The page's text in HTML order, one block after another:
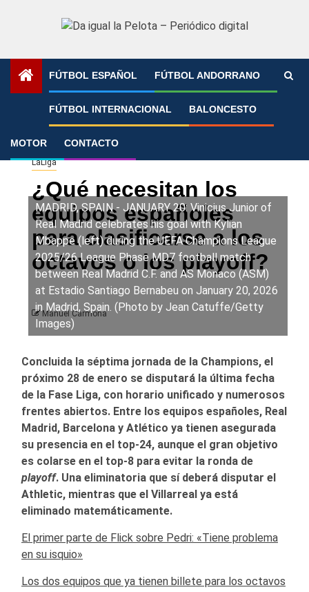
FÚTBOL ESPAÑOL FÚTBOL ANDORRANO
FÚTBOL INTERNACIONAL BALONCESTO
MOTOR CONTACTO
»
LaLiga
¿Qué necesitan los
equipos españoles
para clasificarse a los
octavos o los playoff?
Manuel Carmona
MADRID, SPAIN - JANUARY 20: Vinicius Junior of
Real Madrid celebrates his goal with Kylian
Mbappe (left) during the UEFA Champions League
2025/26 League Phase MD7 football match
between Real Madrid C.F. and AS Monaco (ASM)
at Estadio Santiago Bernabeu on January 20, 2026
in Madrid, Spain. (Photo by Jean Catuffe/Getty
Images)
Concluida la séptima jornada de la Champions, el
próximo 28 de enero se disputará la última fecha
de la Fase Liga, con horario unificado y numerosos
frentes abiertos. Entre los equipos españoles, Real
Madrid, Barcelona y Atlético ya tienen asegurada
su presencia en el top-24, aunque el gran objetivo
es colarse en el top-8 para evitar la ronda de
playoff. Una eliminatoria que sí deberá disputar el
Athletic, mientras que el Villarreal ya está
eliminado matemáticamente.
El primer parte de Flick sobre Pedri: «Tiene problema
en su isquio»
Los dos equipos que ya tienen billete para los octavos